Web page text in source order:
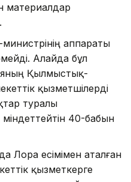
материалдар
аппараты
Алайда бұл
Қылмыстық-
қызметшілерді
туралы
40-бабын
Лора есімімен аталған
қызметкерге